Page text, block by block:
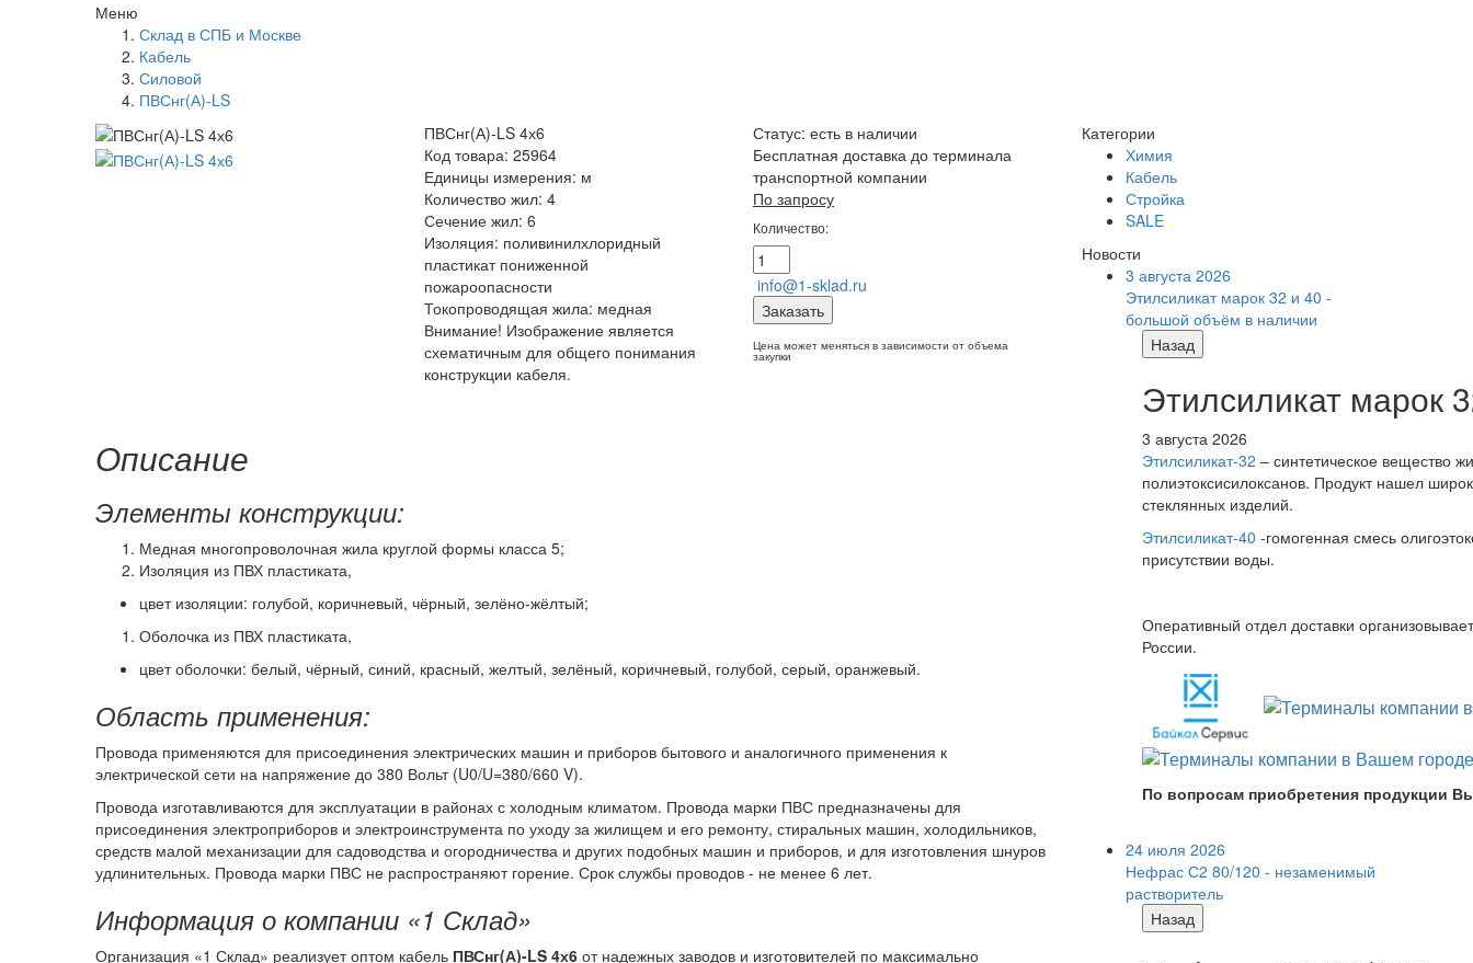
Меню
Склад в СПБ и Москве
Кабель
Силовой
ПВСнг(А)-LS
ПВСнг(А)-LS 4х6
Код товара: 25964
Единицы измерения: м
Количество жил: 4
Сечение жил: 6
Изоляция: поливинилхлоридный
пластикат пониженной
пожароопасности
Токопроводящая жила: медная
Внимание! Изображение является
схематичным для общего понимания
конструкции кабеля.
Статус: есть в наличии
Бесплатная доставка до терминала
транспортной компании
По запросу
Количество:
info@1-sklad.ru
Заказать
Цена может меняться в зависимости от объема
закупки
Описание
Элементы конструкции:
Медная многопроволочная жила круглой формы класса 5;
Изоляция из ПВХ пластиката,
цвет изоляции: голубой, коричневый, чёрный, зелёно-жёлтый;
Оболочка из ПВХ пластиката,
цвет оболочки: белый, чёрный, синий, красный, желтый, зелёный, коричневый, голубой, серый, оранжевый.
Область применения:
Провода применяются для присоединения электрических машин и приборов бытового и аналогичного применения к
электрической сети на напряжение до 380 Вольт (U0/U=380/660 V).
Провода изготавливаются для эксплуатации в районах с холодным климатом. Провода марки ПВС предназначены для
присоединения электроприборов и электроинструмента по уходу за жилищем и его ремонту, стиральных машин, холодильников,
средств малой механизации для садоводства и огородничества и других подобных машин и приборов, и для изготовления шнуров
удлинительных. Провода марки ПВС не распространяют горение. Срок службы проводов - не менее 6 лет.
Информация о компании «1 Склад»
Организация «1 Склад» реализует оптом кабель ПВСнг(А)-LS 4х6 от надежных заводов и изготовителей по максимально
Категории
Химия
Кабель
Стройка
SALE
Новости
3 августа 2026
Этилсиликат марок 32 и 40 -
большой объём в наличии
Назад
Этилсиликат марок
3 августа 2026
Этилсиликат-32 – синтетическое вещество
полиэтоксисилоксанов. Продукт нашел
стеклянных изделий.
Этилсиликат-40 -гомогенная смесь
присутствии воды.
Оперативный отдел доставки
России.
По вопросам приобретения продукции
24 июля 2026
Нефрас С2 80/120 - незаменимый
растворитель
Назад